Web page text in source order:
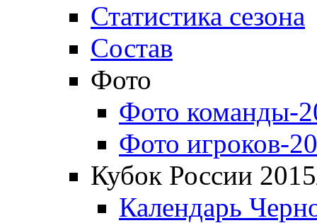
Статистика сезона
Состав
Фото
Фото команды-
Фото игроков-
Кубок России
Календарь